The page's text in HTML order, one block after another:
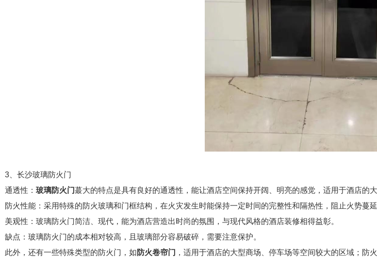
3、长沙玻璃防火门
通透性： 玻璃防火门蕞大的特点是具有良好的通透性，能让酒店空间保持开阔、明亮的感觉，适用于酒店的
防火性能：采用特殊的防火玻璃和门框结构，在火灾发生时能保持一定时间的完整性和隔热性，阻止火势蔓延
美观性：玻璃防火门简洁、现代，能为酒店营造出时尚的氛围，与现代风格的酒店装修相得益彰。
缺点：玻璃防火门的成本相对较高，且玻璃部分容易破碎，需要注意保护。
此外，还有一些特殊类型的防火门，如 防火卷帘门 ，适用于酒店的大型商场、停车场等空间较大的区域；